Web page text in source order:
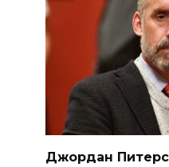
Джордан